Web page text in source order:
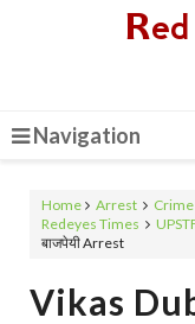
Navigation
Home Arrest Crime
Redeyes Times
बाजपेयी Arrest
Vikas